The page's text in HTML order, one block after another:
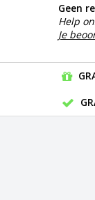
Geen
Help
Je